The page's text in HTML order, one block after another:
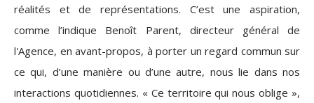
réalités et de représentations. C’est une aspiration,
comme l’indique Benoît Parent, directeur général de
l'Agence, en avant-propos, à porter un regard commun sur
ce qui, d’une manière ou d’une autre, nous lie dans nos
interactions quotidiennes. « Ce territoire qui nous oblige »,